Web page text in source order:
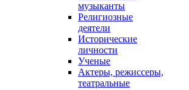
музыканты
Религиозные
деятели
Исторические
личности
Ученые
Актеры, режиссеры,
театральные